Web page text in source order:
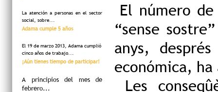
El número
“sense
anys,
económica,
Les
La atención a personas en el sector
social, sobre...
Adama cumple 5 años
El 19 de marzo 2013, Adama cumplió
cinco años de trabajo...
¡Aún tienes tiempo de participar!
A principios del mes de
febrero...